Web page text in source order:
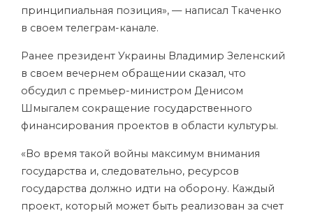
принципиальная позиция», — написал Ткаченко
в своем телеграм-канале.
Ранее президент Украины Владимир Зеленский
в своем вечернем обращении сказал, что
обсудил с премьер-министром Денисом
Шмыгалем сокращение государственного
финансирования проектов в области культуры.
«Во время такой войны максимум внимания
государства и, следовательно, ресурсов
государства должно идти на оборону. Каждый
проект, который может быть реализован за счет